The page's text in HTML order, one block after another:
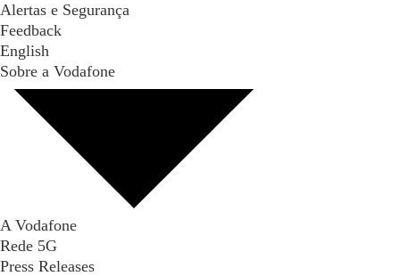
Alertas e Segurança
Feedback
English
Sobre a Vodafone
A Vodafone
Rede 5G
Press Releases